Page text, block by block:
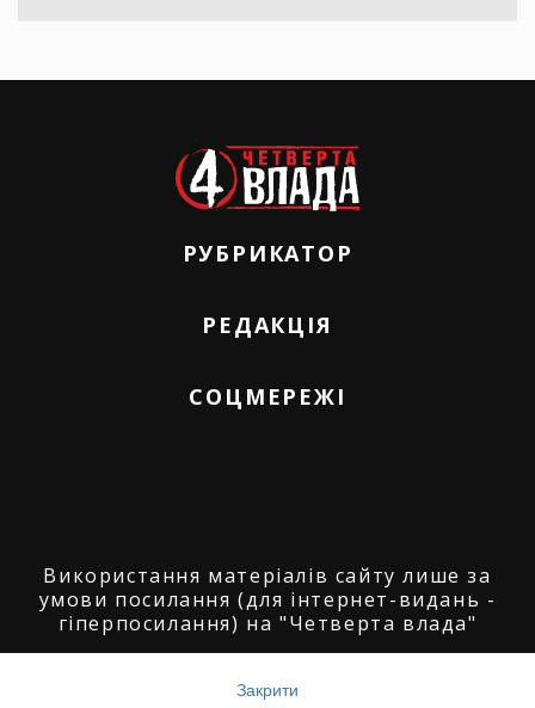
РУБРИКАТОР
РЕДАКЦІЯ
СОЦМЕРЕЖІ
Використання матеріалів сайту лише за
умови посилання (для інтернет-видань -
гіперпосилання) на "Четверта влада"
"Четверта влада": 2008-2026.
Закрити